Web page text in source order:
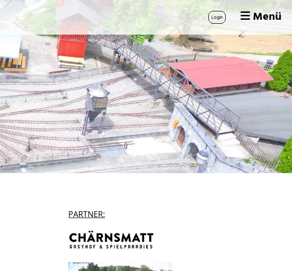
Login Menü
PARTNER: